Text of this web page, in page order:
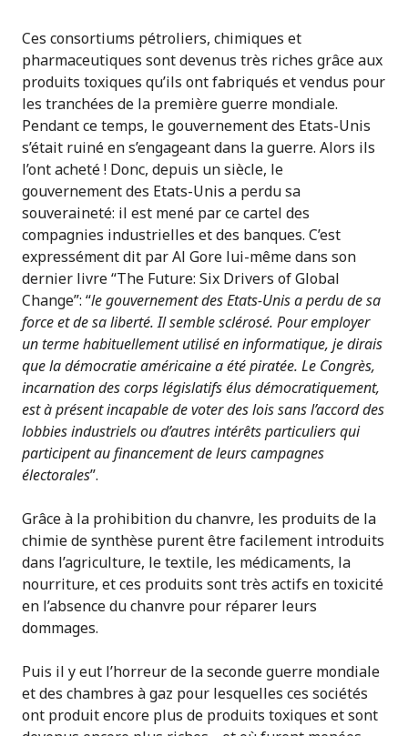
Ces consortiums pétroliers, chimiques et
pharmaceutiques sont devenus très riches grâce aux
produits toxiques qu’ils ont fabriqués et vendus pour
les tranchées de la première guerre mondiale.
Pendant ce temps, le gouvernement des Etats-Unis
s’était ruiné en s’engageant dans la guerre. Alors ils
l’ont acheté ! Donc, depuis un siècle, le
gouvernement des Etats-Unis a perdu sa
souveraineté: il est mené par ce cartel des
compagnies industrielles et des banques. C’est
expressément dit par Al Gore lui-même dans son
dernier livre “The Future: Six Drivers of Global
Change”: “le gouvernement des Etats-Unis a perdu de sa
force et de sa liberté. Il semble sclérosé. Pour employer
un terme habituellement utilisé en informatique, je dirais
que la démocratie américaine a été piratée. Le Congrès,
incarnation des corps législatifs élus démocratiquement,
est à présent incapable de voter des lois sans l’accord des
lobbies industriels ou d’autres intérêts particuliers qui
participent au financement de leurs campagnes
électorales”.
Grâce à la prohibition du chanvre, les produits de la
chimie de synthèse purent être facilement introduits
dans l’agriculture, le textile, les médicaments, la
nourriture, et ces produits sont très actifs en toxicité
en l’absence du chanvre pour réparer leurs
dommages.
Puis il y eut l’horreur de la seconde guerre mondiale
et des chambres à gaz pour lesquelles ces sociétés
ont produit encore plus de produits toxiques et sont